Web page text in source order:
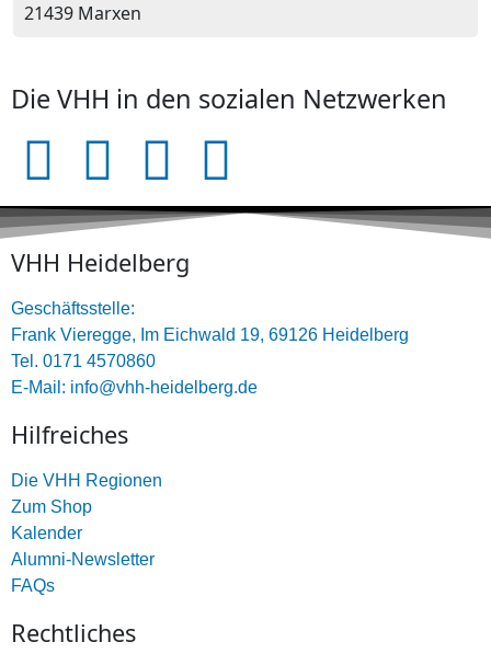
21439 Marxen
Die VHH in den sozialen Netzwerken
VHH Heidelberg
Geschäftsstelle:
Frank Vieregge, Im Eichwald 19, 69126 Heidelberg
Tel. 0171 4570860
E-Mail: info@vhh-heidelberg.de
Hilfreiches
Die VHH Regionen
Zum Shop
Kalender
Alumni-Newsletter
FAQs
Rechtliches